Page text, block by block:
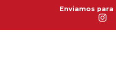
Enviamos